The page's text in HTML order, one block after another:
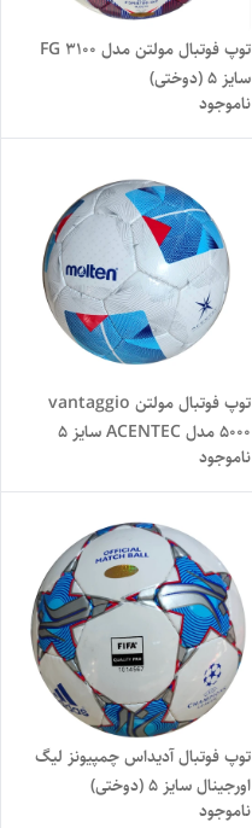
توپ فوتبال مولتن مدل FG 3100
سایز 5 (دوختی)
ناموجود
توپ فوتبال مولتن vantaggio
5000 مدل ACENTEC سایز ۵
(دوختی)
ناموجود
توپ فوتبال آدیداس چمپیونز لیگ
اورجینال سایز ۵ (دوختی)
ناموجود